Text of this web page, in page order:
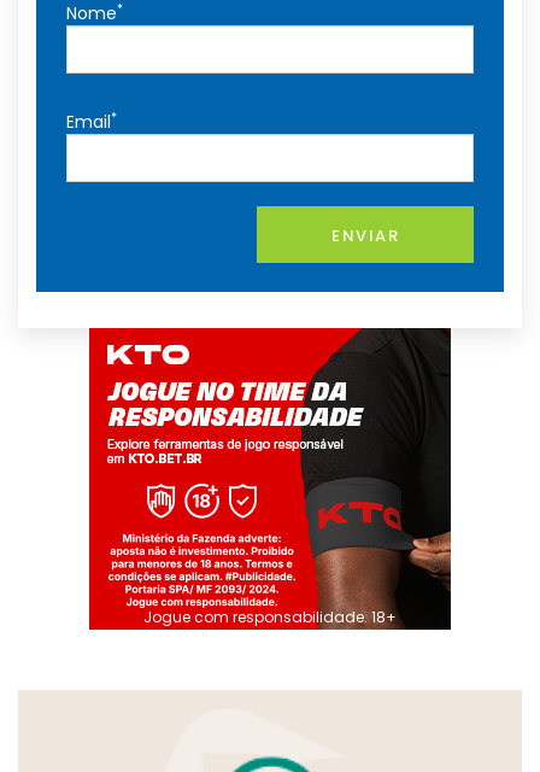
Nome*
Email*
ENVIAR
Jogue com responsabilidade. 18+